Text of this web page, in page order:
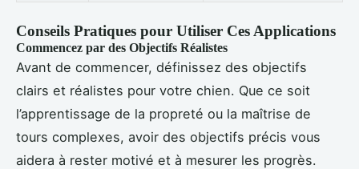
Conseils Pratiques pour Utiliser Ces Applications
Commencez par des Objectifs Réalistes
Avant de commencer, définissez des objectifs
clairs et réalistes pour votre chien. Que ce soit
l’apprentissage de la propreté ou la maîtrise de
tours complexes, avoir des objectifs précis vous
aidera à rester motivé et à mesurer les progrès.